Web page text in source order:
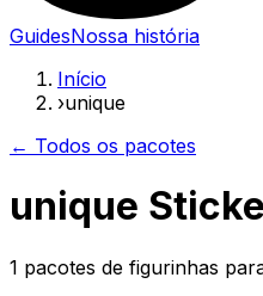
GuidesNossa história
Início
›unique
← Todos os pacotes
unique
1 pacotes de figurinhas